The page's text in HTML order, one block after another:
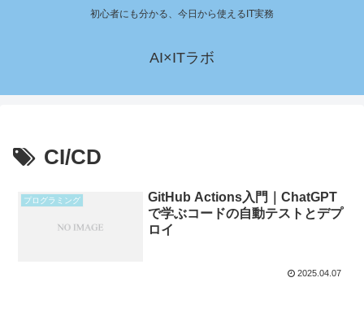
初心者にも分かる、今日から使えるIT実務
AI×ITラボ
CI/CD
プログラミング
GitHub Actions入門｜ChatGPT
で学ぶコードの自動テストとデプ
ロイ
2025.04.07